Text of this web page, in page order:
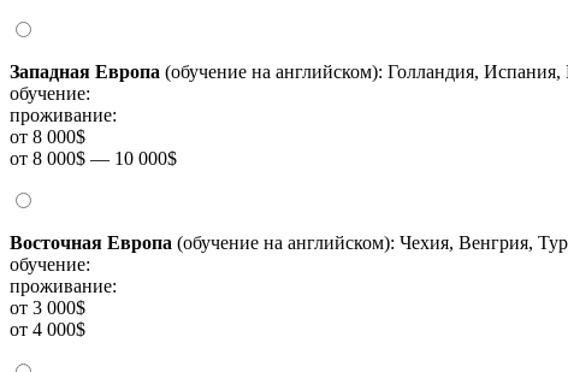
Западная Европа (обучение на английском): Голландия,
обучение:
проживание:
от 8 000$
от 8 000$ — 10 000$
Восточная Европа (обучение на английском): Чехия, Венгрия,
обучение:
проживание:
от 3 000$
от 4 000$